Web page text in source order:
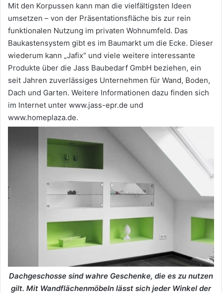
Mit den Korpussen kann man die vielfältigsten Ideen
umsetzen – von der Präsentationsfläche bis zur rein
funktionalen Nutzung im privaten Wohnumfeld. Das
Baukastensystem gibt es im Baumarkt um die Ecke. Dieser
wiederum kann „Jafix“ und viele weitere interessante
Produkte über die Jass Baubedarf GmbH beziehen, ein
seit Jahren zuverlässiges Unternehmen für Wand, Boden,
Dach und Garten. Weitere Informationen dazu finden sich
im Internet unter www.jass-epr.de und
www.homeplaza.de.
Dachgeschosse sind wahre Geschenke, die es zu nutzen
gilt. Mit Wandflächenmöbeln lässt sich jeder Winkel der